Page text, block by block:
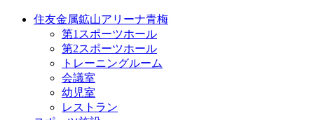
住友金属鉱山アリーナ青梅
第1スポーツホール
第2スポーツホール
トレーニングルーム
会議室
幼児室
レストラン